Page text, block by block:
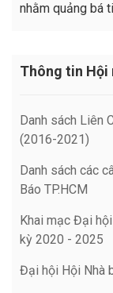
nhằm quảng bá
Thông tin Hội
Danh sách Liên
(2016-2021)
Danh sách các
Báo TP.HCM
Khai mạc Đại
kỳ 2020 - 2025
Đại hội Hội Nhà